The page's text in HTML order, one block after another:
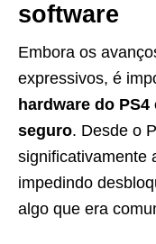
software
Embora os
expressivos, é
hardware do
seguro. Desde o
significativamente
impedindo
algo que era